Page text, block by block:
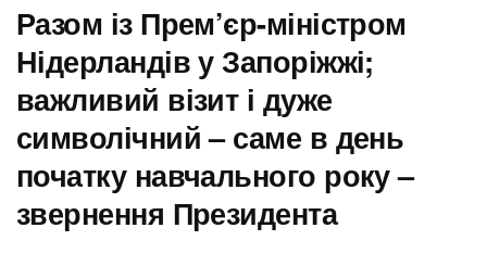
Разом із Прем’єр-міністром
Нідерландів у Запоріжжі;
важливий візит і дуже
символічний – саме в день
початку навчального року –
звернення Президента